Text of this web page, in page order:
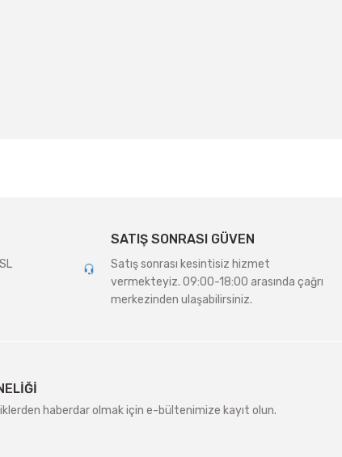
SATIŞ SONRASI GÜVEN
Satış sonrası kesintisiz hizmet
vermekteyiz. 09:00-18:00 arasında çağrı
merkezinden ulaşabilirsiniz.
haberdar olmak için e-bültenimize kayıt olun.